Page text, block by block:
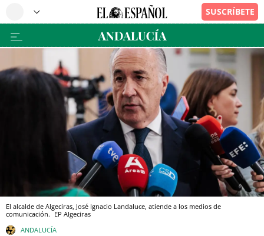
El alcalde de Algeciras, José Ignacio Landaluce, atiende a los medios de
comunicación. EP Algeciras
ANDALUCÍA